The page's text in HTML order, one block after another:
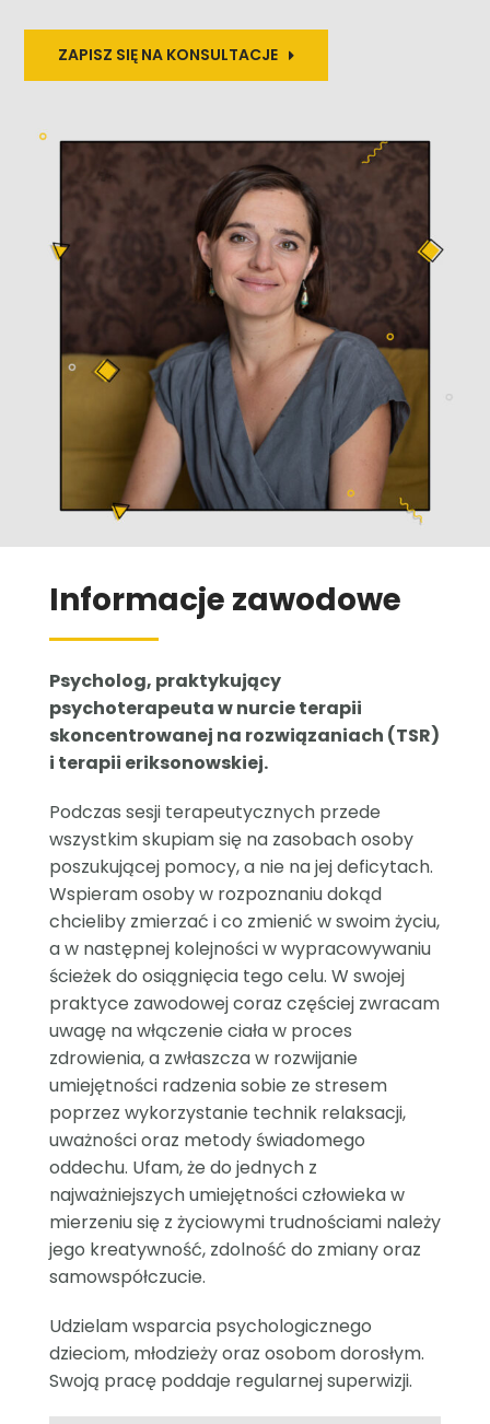
ZAPISZ SIĘ NA KONSULTACJE
Informacje zawodowe
Psycholog, praktykujący
psychoterapeuta w nurcie terapii
skoncentrowanej na rozwiązaniach (TSR)
i terapii eriksonowskiej.
Podczas sesji terapeutycznych przede
wszystkim skupiam się na zasobach osoby
poszukującej pomocy, a nie na jej deficytach.
Wspieram osoby w rozpoznaniu dokąd
chcieliby zmierzać i co zmienić w swoim życiu,
a w następnej kolejności w wypracowywaniu
ścieżek do osiągnięcia tego celu. W swojej
praktyce zawodowej coraz częściej zwracam
uwagę na włączenie ciała w proces
zdrowienia, a zwłaszcza w rozwijanie
umiejętności radzenia sobie ze stresem
poprzez wykorzystanie technik relaksacji,
uważności oraz metody świadomego
oddechu. Ufam, że do jednych z
najważniejszych umiejętności człowieka w
mierzeniu się z życiowymi trudnościami należy
jego kreatywność, zdolność do zmiany oraz
samowspółczucie.
Udzielam wsparcia psychologicznego
dzieciom, młodzieży oraz osobom dorosłym.
Swoją pracę poddaje regularnej superwizji.